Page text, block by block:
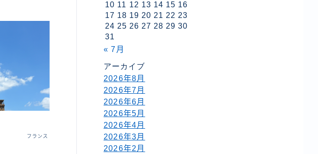
フランス
10 11 12 13 14 15 16
17 18 19 20 21 22 23
24 25 26 27 28 29 30
31
« 7月
アーカイブ
2026年8月
2026年7月
2026年6月
2026年5月
2026年4月
2026年3月
2026年2月